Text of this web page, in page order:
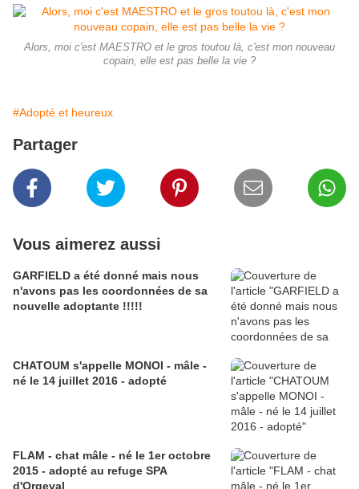
Alors, moi c'est MAESTRO et le gros toutou là, c'est mon nouveau
copain, elle est pas belle la vie ?
#Adopté et heureux
Partager
Vous aimerez aussi
GARFIELD a été donné mais nous
n'avons pas les coordonnées de sa
nouvelle adoptante !!!!!
CHATOUM s'appelle MONOI - mâle -
né le 14 juillet 2016 - adopté
FLAM - chat mâle - né le 1er octobre
2015 - adopté au refuge SPA
d'Orgeval